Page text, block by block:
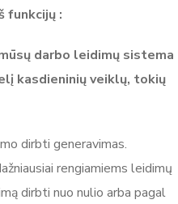
funkcijų :
darbo leidimų sistema
kasdieninių veiklų, tokių
dirbti generavimas.
rengiamiems leidimų
dirbti nuo nulio arba pagal